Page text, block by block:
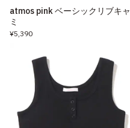
atmos pink ベーシックリブキャ
ミ
¥5,390